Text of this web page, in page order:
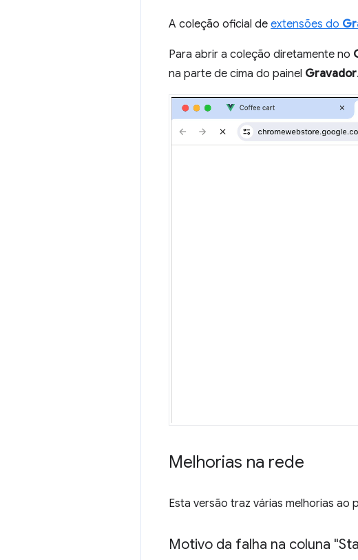
A coleção oficial de extensões do
Para abrir a coleção diretamente no
na parte de cima do painel Gravador.
Melhorias na rede
Esta versão traz várias melhorias ao
Motivo da falha na coluna